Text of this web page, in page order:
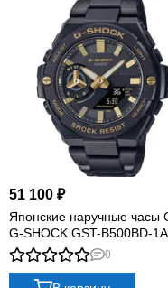
51 100 ₽
Японские наручные часы
G-SHOCK GST-B500BD-
хронографом▪
0